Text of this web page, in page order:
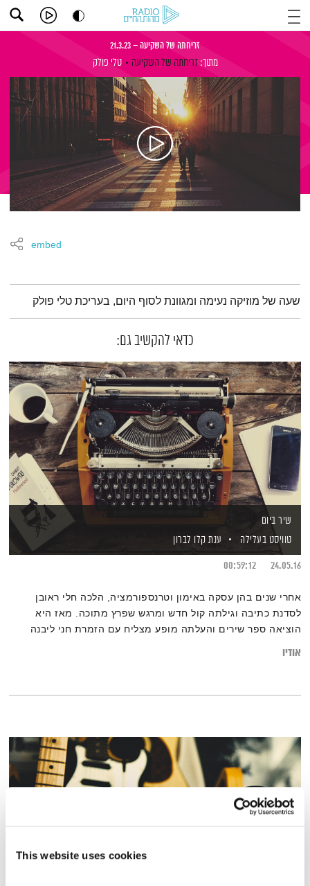
This website uses cookies
זריחתה של השקיעה – 21.3.23
מתוך: זריחתה של השקיעה טלי פולק
embed
תמצית הפודקאסט
שעה של מוזיקה נעימה ומגוונת לסוף היום, בעריכת טלי פולק
כדאי להקשיב גם:
שיר ביום
טוויסט בעלילה
ענת קלו לברון
24.05.16
00:59:12
אחרי שנים בהן עסקה באימון וטרנספורמציה, הלכה חלי ראובן
לסדנת כתיבה וגילתה קול חדש ומרגש שפרץ מתוכה. מאז היא
הוציאה ספר שירים והעלתה מופע מצליח עם הזמרת חני ליבנה
אודיו